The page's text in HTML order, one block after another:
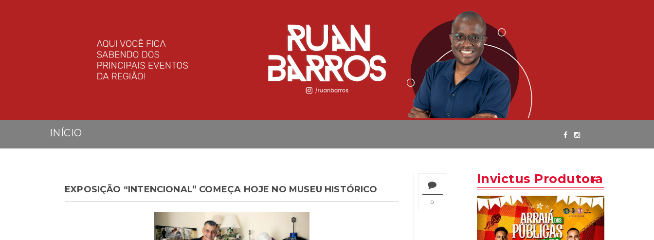
INÍCIO
0
EXPOSIÇÃO “INTENCIONAL” COMEÇA HOJE NO MUSEU HISTÓRICO
Invictus Produtora